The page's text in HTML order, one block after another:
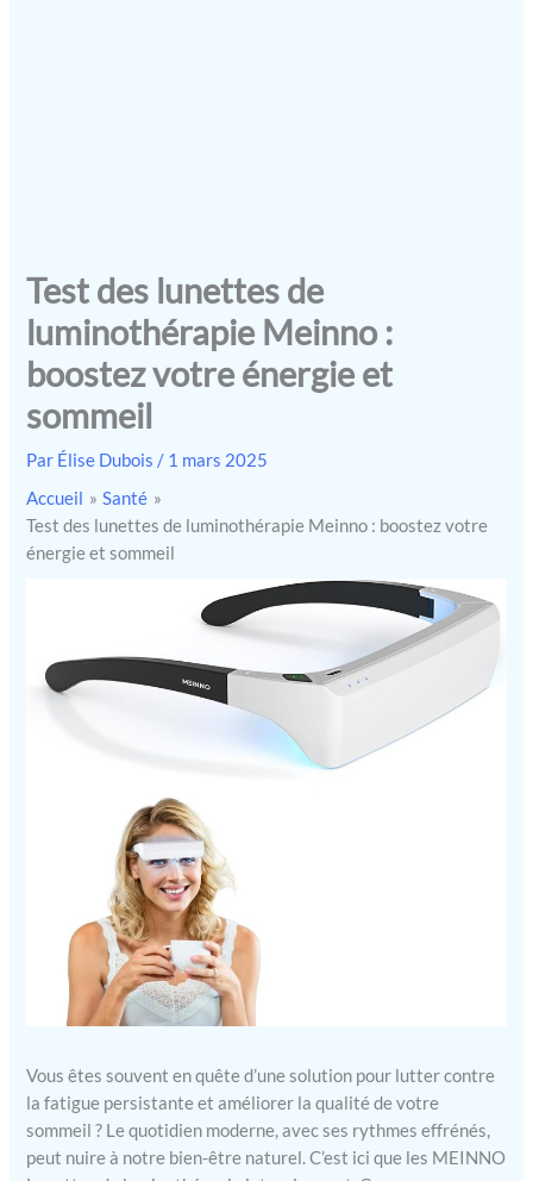
Test des lunettes de
luminothérapie Meinno :
boostez votre énergie et
sommeil
Par Élise Dubois / 1 mars 2025
Accueil
Santé
Test des lunettes de luminothérapie Meinno : boostez votre
énergie et sommeil
Vous êtes souvent en quête d’une solution pour lutter contre
la fatigue persistante et améliorer la qualité de votre
sommeil ? Le quotidien moderne, avec ses rythmes effrénés,
peut nuire à notre bien-être naturel. C’est ici que les MEINNO